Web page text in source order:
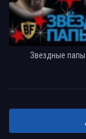
Звездные папы